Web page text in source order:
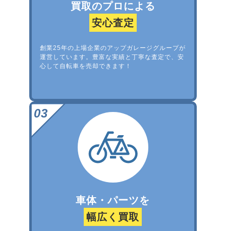
買取のプロによる
安心査定
創業25年の上場企業のアップガレージグループが
運営しています。豊富な実績と丁寧な査定で、安
心して自転車を売却できます！
車体・パーツを
幅広く買取